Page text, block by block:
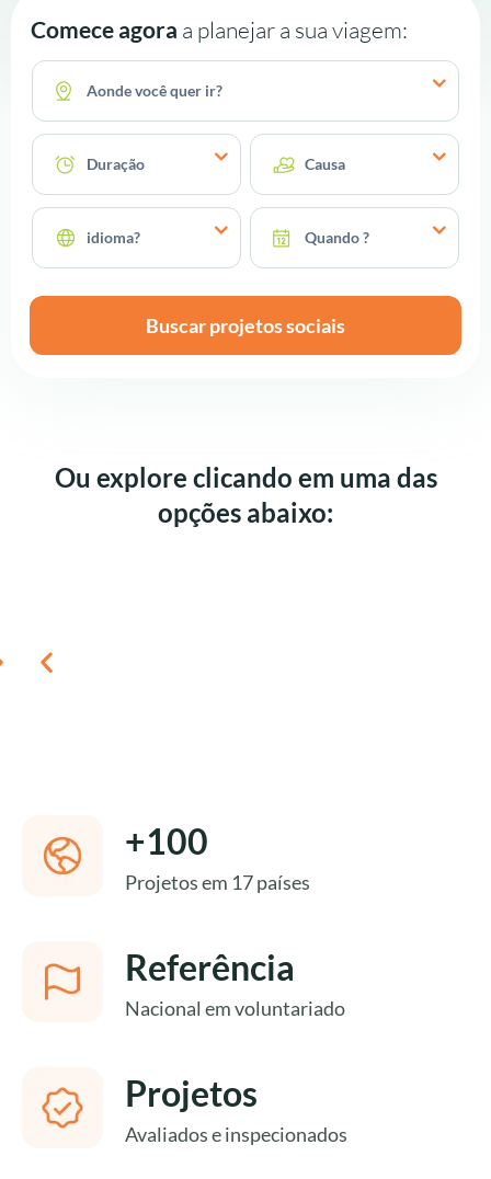
Comece agora a planejar a sua viagem:
Aonde você quer ir?
Duração Causa
idioma? Quando ?
Buscar projetos sociais
Ou explore clicando em uma das
opções abaixo:
Sul
Animais
Crianças
Viagens
Índia
Saúde
Brasil
Educação
Ásia
Estudar
inglês
+100
Projetos em 17 países
Referência
Nacional em voluntariado
Projetos
Avaliados e inspecionados